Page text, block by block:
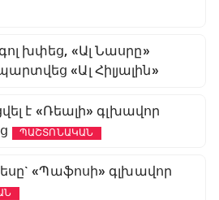
խփեց, «Ալ Նասրը»
«Ալ Հիլյալին»
է «Ռեալի» գլխավոր
ՊԱՇՏՈՆԱԿԱՆ
«Պաֆոսի» գլխավոր